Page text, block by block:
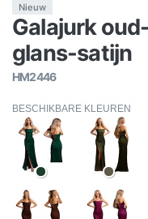
Nieuw
Galajurk
glans-satijn
HM2446
BESCHIKBARE KLEUREN